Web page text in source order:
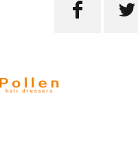
 